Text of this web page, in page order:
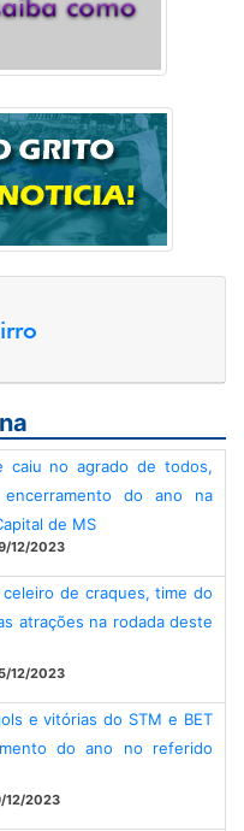
caiu no agrado de todos,
do ano na
de MS
12/2023
de craques, time do
atrações na rodada deste
12/2023
e vitórias do STM e BET
do ano no referido
12/2023